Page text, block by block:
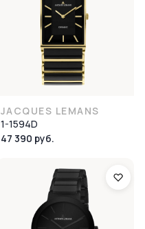
JACQUES LEMANS
1-1594D
47 390 руб.